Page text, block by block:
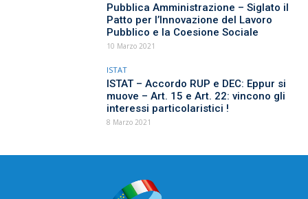
Pubblica Amministrazione – Siglato il
Patto per l’Innovazione del Lavoro
Pubblico e la Coesione Sociale
10 Marzo 2021
ISTAT
ISTAT – Accordo RUP e DEC: Eppur si
muove – Art. 15 e Art. 22: vincono gli
interessi particolaristici !
8 Marzo 2021